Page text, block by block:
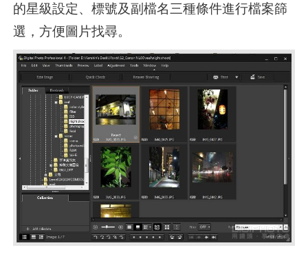
的星級設定、標號及副檔名三種條件進行檔案篩
選，方便圖片找尋。